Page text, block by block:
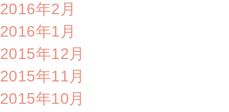
2016年2月
2016年1月
2015年12月
2015年11月
2015年10月